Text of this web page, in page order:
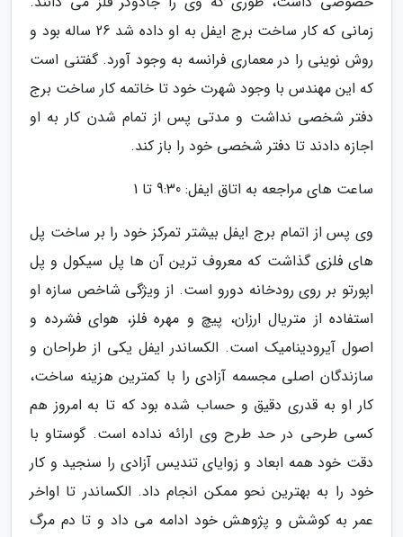
زمانی که کار ساخت برج ایفل به او داده شد 26 ساله بود و
روش نوینی را در معماری فرانسه به وجود آورد. گفتنی است
که این مهندس با وجود شهرت خود تا خاتمه کار ساخت برج
دفتر شخصی نداشت و مدتی پس از تمام شدن کار به او
اجازه دادند تا دفتر شخصی خود را باز کند.
ساعت های مراجعه به اتاق ایفل: 9:30 تا 1
وی پس از اتمام برج ایفل بیشتر تمرکز خود را بر ساخت پل
های فلزی گذاشت که معروف ترین آن ها پل سیکول و پل
اپورتو بر روی رودخانه دورو است. از ویژگی شاخص سازه او
استفاده از متریال ارزان، پیچ و مهره فلز، هوای فشرده و
اصول آیرودینامیک است. الکساندر ایفل یکی از طراحان و
سازندگان اصلی مجسمه آزادی را با کمترین هزینه ساخت،
کار او به قدری دقیق و حساب شده بود که تا به امروز هم
کسی طرحی در حد طرح وی ارائه نداده است. گوستاو با
دقت خود همه ابعاد و زوایای تندیس آزادی را سنجید و کار
خود را به بهترین نحو ممکن انجام داد. الکساندر تا اواخر
عمر به کوشش و پژوهش خود ادامه می داد و تا دم مرگ